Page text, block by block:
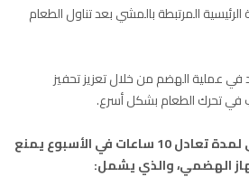
المرتبطة بالمشي بعد تناول الطعام
عملية الهضم من خلال تعزيز تحفيز
في تحرك الطعام بشكل أسرع.
أظهرت الأبحاث أن المشي لمدة تعادل 10 ساعات في الأسبوع يمنع
الهضمي، والذي يشمل: